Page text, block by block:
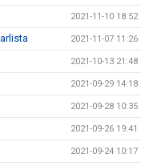
2021-11-10 18:52
2021-11-07 11:26
2021-10-13 21:48
2021-09-29 14:18
2021-09-28 10:35
2021-09-26 19:41
2021-09-24 10:17